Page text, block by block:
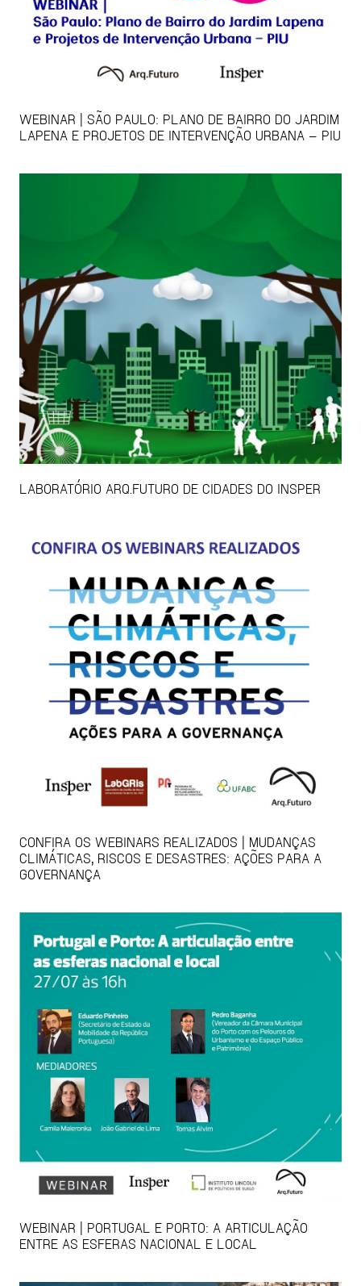
WEBINAR | SÃO PAULO: PLANO DE BAIRRO DO JARDIM
LAPENA E PROJETOS DE INTERVENÇÃO URBANA – PIU
LABORATÓRIO ARQ.FUTURO DE CIDADES DO INSPER
CONFIRA OS WEBINARS REALIZADOS | MUDANÇAS
CLIMÁTICAS, RISCOS E DESASTRES: AÇÕES PARA A
GOVERNANÇA
WEBINAR | PORTUGAL E PORTO: A ARTICULAÇÃO
ENTRE AS ESFERAS NACIONAL E LOCAL